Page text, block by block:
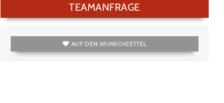
TEAMANFRAGE
AUF DEN WUNSCHZETTEL